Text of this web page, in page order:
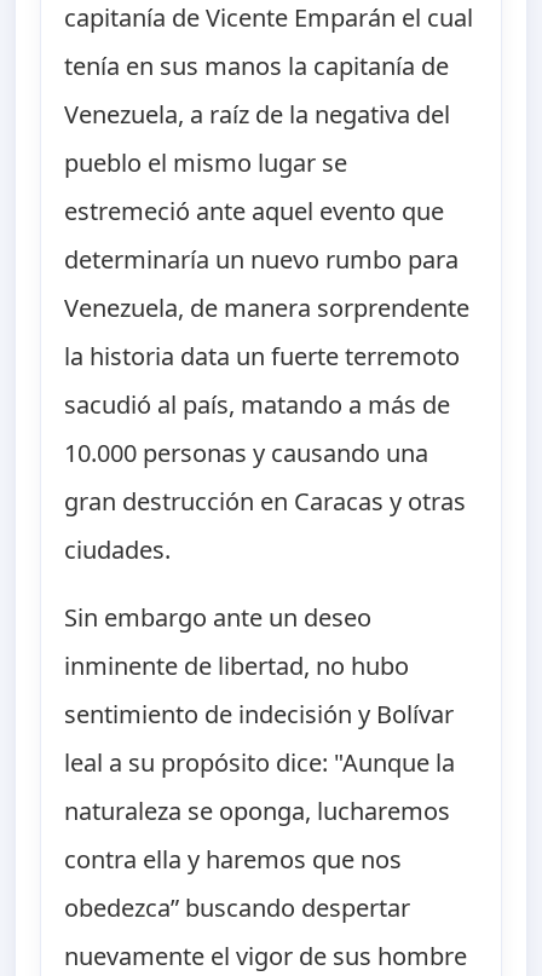
capitanía de Vicente Emparán el cual
tenía en sus manos la capitanía de
Venezuela, a raíz de la negativa del
pueblo el mismo lugar se
estremeció ante aquel evento que
determinaría un nuevo rumbo para
Venezuela, de manera sorprendente
la historia data un fuerte terremoto
sacudió al país, matando a más de
10.000 personas y causando una
gran destrucción en Caracas y otras
ciudades.
Sin embargo ante un deseo
inminente de libertad, no hubo
sentimiento de indecisión y Bolívar
leal a su propósito dice: "Aunque la
naturaleza se oponga, lucharemos
contra ella y haremos que nos
obedezca” buscando despertar
nuevamente el vigor de sus hombre